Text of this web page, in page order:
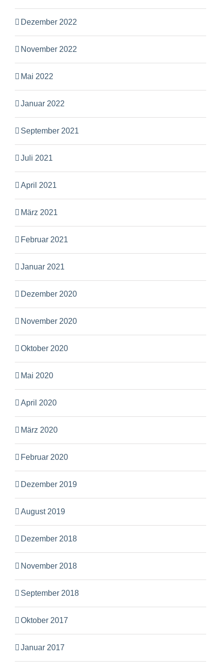
Dezember 2022
November 2022
Mai 2022
Januar 2022
September 2021
Juli 2021
April 2021
März 2021
Februar 2021
Januar 2021
Dezember 2020
November 2020
Oktober 2020
Mai 2020
April 2020
März 2020
Februar 2020
Dezember 2019
August 2019
Dezember 2018
November 2018
September 2018
Oktober 2017
Januar 2017